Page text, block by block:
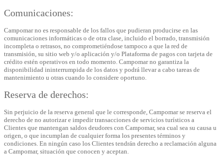
Comunicaciones:
Campomar no es responsable de los fallos que pudieran producirse en las
comunicaciones informáticas o de otra clase, incluido el borrado, transmisión
incompleta o retrasos, no comprometiéndose tampoco a que la red de
transmisión, su sitio web y/o aplicación y/o Plataforma de pagos con tarjeta de
crédito estén operativos en todo momento. Campomar no garantiza la
disponibilidad ininterrumpida de los datos y podrá llevar a cabo tareas de
mantenimiento u otras cuando lo considere oportuno.
Reserva de derechos:
Sin perjuicio de la reserva general que le corresponde, Campomar se reserva el
derecho de no autorizar e impedir transacciones de servicios turísticos a
Clientes que mantengan saldos deudores con Campomar, sea cual sea su causa u
origen, o que incumplan de cualquier forma los presentes términos y
condiciones. En ningún caso los Clientes tendrán derecho a reclamación alguna
a Campomar, situación que conocen y aceptan.